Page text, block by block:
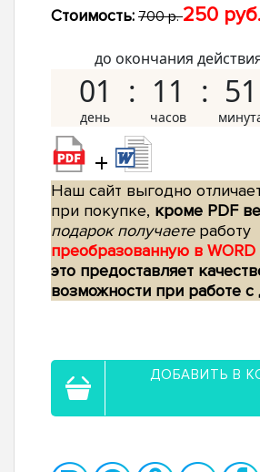
Стоимость: 700 р.250 руб.
до окончания
01 11 51
+
Наш сайт выгодно
при покупке, кроме PDF
подарок получаетеработу
преобразованную в
это предоставляет
возможности при работе
ДОБАВИТЬ В